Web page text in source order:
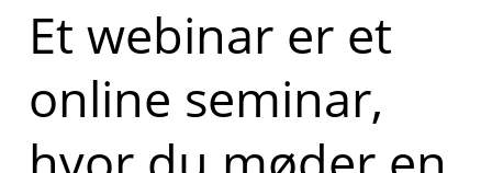
Et webinar er et
online seminar,